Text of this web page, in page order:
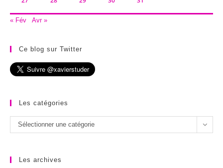
« Fév Avr »
Ce blog sur Twitter
Les catégories
Les
catégories
Sélectionner une catégorie
Les archives